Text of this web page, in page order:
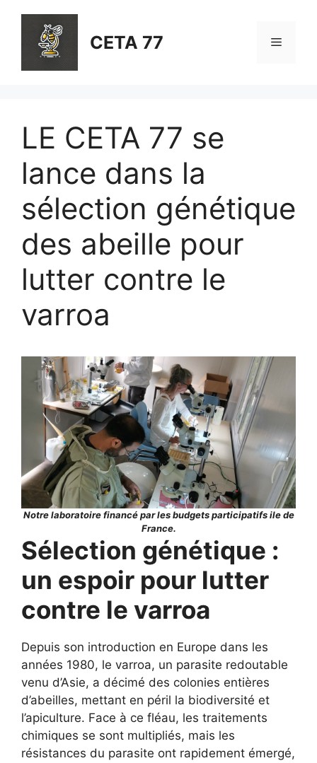
contenu
CETA 77 Menu
LE CETA 77 se
lance dans la
sélection génétique
des abeille pour
lutter contre le
varroa
Notre laboratoire financé par les budgets participatifs ile de
France.
Sélection génétique :
un espoir pour lutter
contre le varroa
Depuis son introduction en Europe dans les
années 1980, le varroa, un parasite redoutable
venu d’Asie, a décimé des colonies entières
d’abeilles, mettant en péril la biodiversité et
l’apiculture. Face à ce fléau, les traitements
chimiques se sont multipliés, mais les
résistances du parasite ont rapidement émergé,